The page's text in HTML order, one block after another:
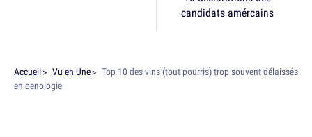
candidats amércains
Accueil Vu en Une
Top 10 des vins (tout pourris) trop souvent délaissés
en oenologie